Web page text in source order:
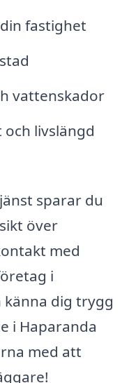
fastighet
vattenskador
livslängd
sparar du
över
med
i
känna dig trygg
i Haparanda
med att